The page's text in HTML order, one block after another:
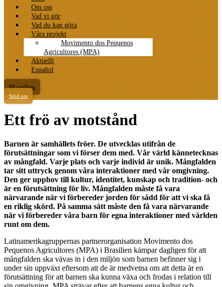
Om oss
Vad vi gör
Vad du kan göra
Våra projekt
Movimento dos Pequenos
Agricultores (MPA)
Aktuellt
Español
Bli medlem
Stöd oss
Ett frö av motstånd
Barnen är samhällets fröer. De utvecklas utifrån de
förutsättningar som vi förser dem med. Vår värld kännetecknas
av mångfald. Varje plats och varje individ är unik. Mångfalden
tar sitt uttryck genom våra interaktioner med vår omgivning.
Den ger upphov till kultur, identitet, kunskap och tradition- och
är en förutsättning för liv. Mångfalden måste få vara
närvarande när vi förbereder jorden för sådd för att vi ska få
en riklig skörd. På samma sätt måste den få vara närvarande
när vi förbereder våra barn för egna interaktioner med världen
runt om dem.
Latinamerikagruppernas partnerorganisation Movimento dos
Pequenos Agricultores (MPA) i Brasilien kämpar dagligen för att
mångfalden ska vävas in i den miljön som barnen befinner sig i
under sin uppväxt eftersom att de är medvetna om att detta är en
förutsättning för att barnen ska kunna växa och frodas i relation till